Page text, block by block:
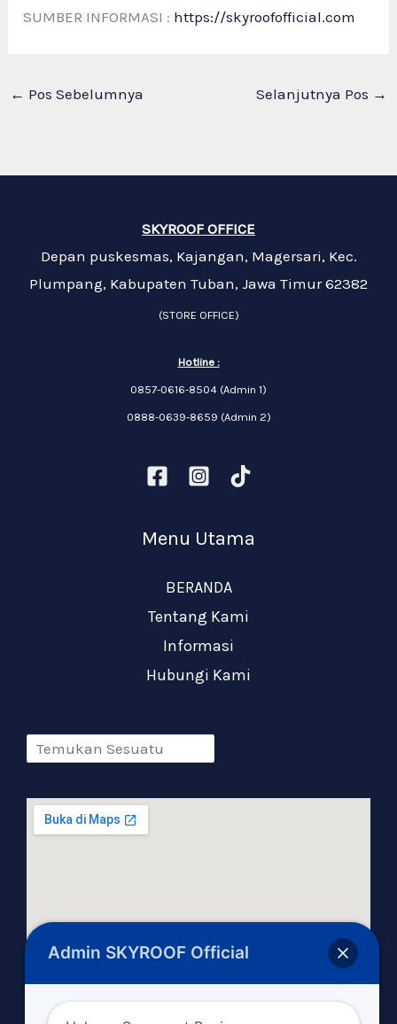
SUMBER INFORMASI : https://skyroofofficial.com
← Pos Sebelumnya Selanjutnya Pos →
SKYROOF OFFICE
Depan puskesmas, Kajangan, Magersari, Kec.
Plumpang, Kabupaten Tuban, Jawa Timur 62382
(STORE OFFICE)
Hotline :
0857-0616-8504 (Admin 1)
0888-0639-8659 (Admin 2)
Menu Utama
BERANDA
Tentang Kami
Informasi
Hubungi Kami
Admin SKYROOF Official